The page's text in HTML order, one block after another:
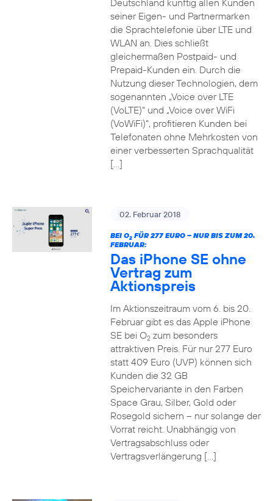
Deutschland künftig allen Kunden
seiner Eigen- und Partnermarken
die Sprachtelefonie über LTE und
WLAN an. Dies schließt
gleichermaßen Postpaid- und
Prepaid-Kunden ein. Durch die
Nutzung dieser Technologien, dem
sogenannten „Voice over LTE
(VoLTE)“ und „Voice over WiFi
(VoWiFi)“, profitieren Kunden bei
Telefonaten ohne Mehrkosten von
einer verbesserten Sprachqualität
[…]
02. Februar 2018
BEI O2FÜR 277 EURO – NUR BIS ZUM 20.
FEBRUAR:
Das iPhone SE ohne
Vertrag zum
Aktionspreis
Im Aktionszeitraum vom 6. bis 20.
Februar gibt es das Apple iPhone
SE bei O2zum besonders
attraktiven Preis. Für nur 277 Euro
statt 409 Euro (UVP) können sich
Kunden die 32 GB
Speichervariante in den Farben
Space Grau, Silber, Gold oder
Rosegold sichern – nur solange der
Vorrat reicht. Unabhängig von
Vertragsabschluss oder
Vertragsverlängerung […]